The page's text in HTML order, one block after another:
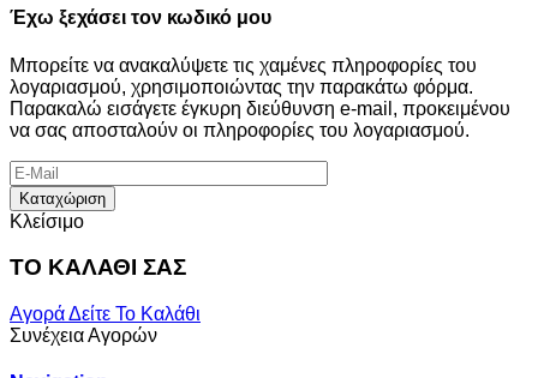
Έχω ξεχάσει τον κωδικό μου
Μπορείτε να ανακαλύψετε τις χαμένες πληροφορίες του
λογαριασμού, χρησιμοποιώντας την παρακάτω φόρμα.
Παρακαλώ εισάγετε έγκυρη διεύθυνση e-mail, προκειμένου
να σας αποσταλούν οι πληροφορίες του λογαριασμού.
Καταχώριση
Κλείσιμο
ΤΟ ΚΑΛΑΘΙ ΣΑΣ
ΑγοράΔείτε Το Καλάθι
Συνέχεια Αγορών